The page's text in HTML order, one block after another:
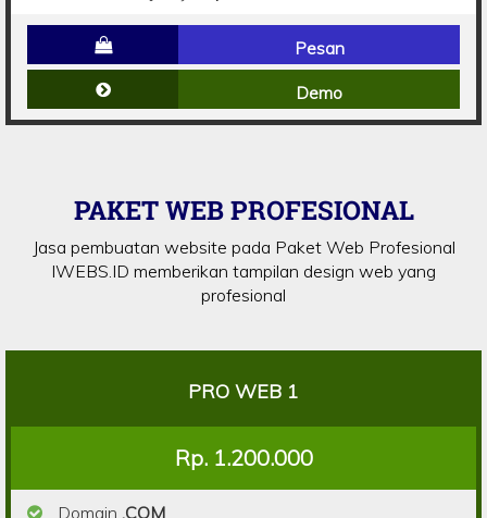
Pesan
Demo
PAKET WEB PROFESIONAL
Jasa pembuatan website pada Paket Web Profesional
IWEBS.ID memberikan tampilan design web yang
profesional
PRO WEB 1
Rp. 1.200.000
Domain .COM